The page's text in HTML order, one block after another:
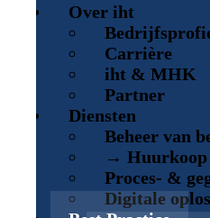
Over iht
Carrière
iht & MHK
Partner
Diensten
Beheer van
→ Huurkoop
Proces- &
Digitale